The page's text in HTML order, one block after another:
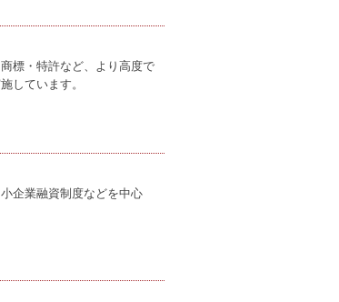
標・特許など、より高度で
しています。
企業融資制度などを中心